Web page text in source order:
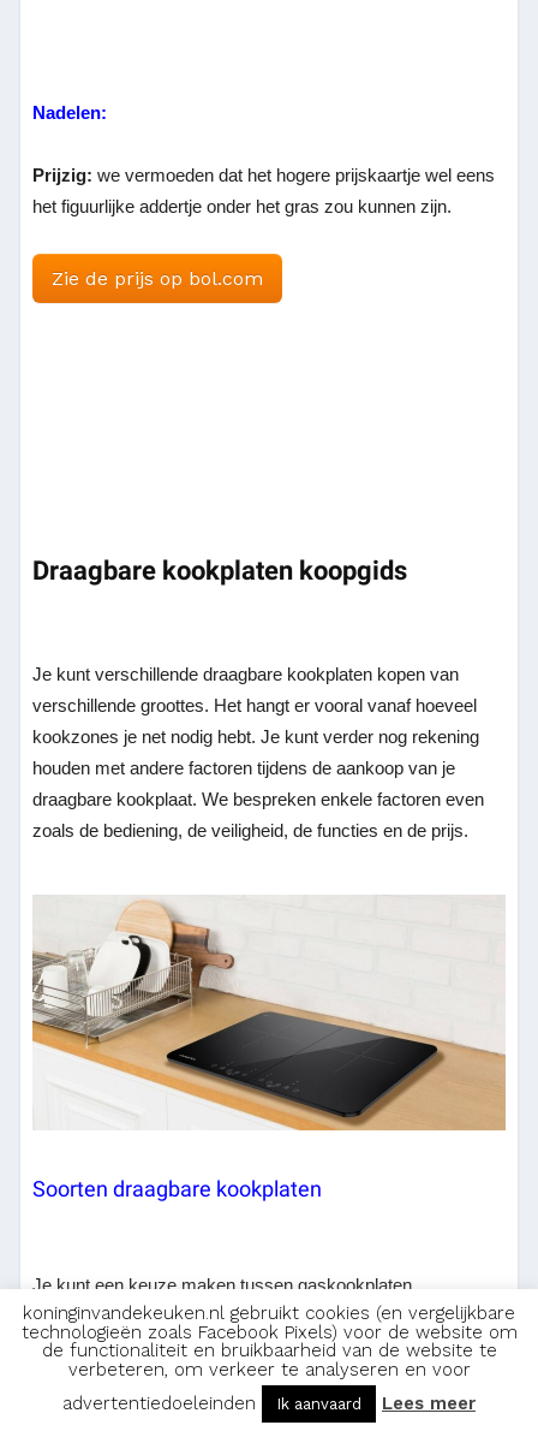
Nadelen:
Prijzig: we vermoeden dat het hogere prijskaartje wel eens
het figuurlijke addertje onder het gras zou kunnen zijn.
Zie de prijs op bol.com
Draagbare kookplaten koopgids
Je kunt verschillende draagbare kookplaten kopen van
verschillende groottes. Het hangt er vooral vanaf hoeveel
kookzones je net nodig hebt. Je kunt verder nog rekening
houden met andere factoren tijdens de aankoop van je
draagbare kookplaat. We bespreken enkele factoren even
zoals de bediening, de veiligheid, de functies en de prijs.
Soorten draagbare kookplaten
Je kunt een keuze maken tussen gaskookplaten,
elektrische kookplaten en inductie kookplaten. Een
gaskookplaat zul je minder vlug tegenkomen als draagbaar
model omdat je een gasbron nodig hebt om het te kunnen
gebruiken. Deze zijn echter goedkoop en zijn ook zuinig. Je
koninginvandekeuken.nl gebruikt cookies (en vergelijkbare
technologieën zoals Facebook Pixels) voor de website om
de functionaliteit en bruikbaarheid van de website te
verbeteren, om verkeer te analyseren en voor
advertentiedoeleinden
Ik aanvaard Lees meer